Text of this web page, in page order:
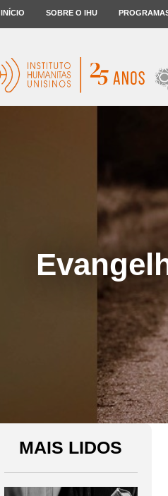
INÍCIO SOBRE O IHU
MAIS LIDOS